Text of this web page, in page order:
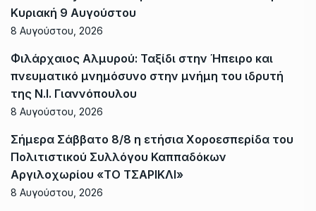
Κυριακή 9 Αυγούστου
8 Αυγούστου, 2026
Φιλάρχαιος Αλμυρού: Ταξίδι στην Ήπειρο και
πνευματικό μνημόσυνο στην μνήμη του ιδρυτή
της Ν.Ι. Γιαννόπουλου
8 Αυγούστου, 2026
Σήμερα Σάββατο 8/8 η ετήσια Χοροεσπερίδα του
Πολιτιστικού Συλλόγου Καππαδόκων
Αργιλοχωρίου «ΤΟ ΤΣΑΡΙΚΛΙ»
8 Αυγούστου, 2026